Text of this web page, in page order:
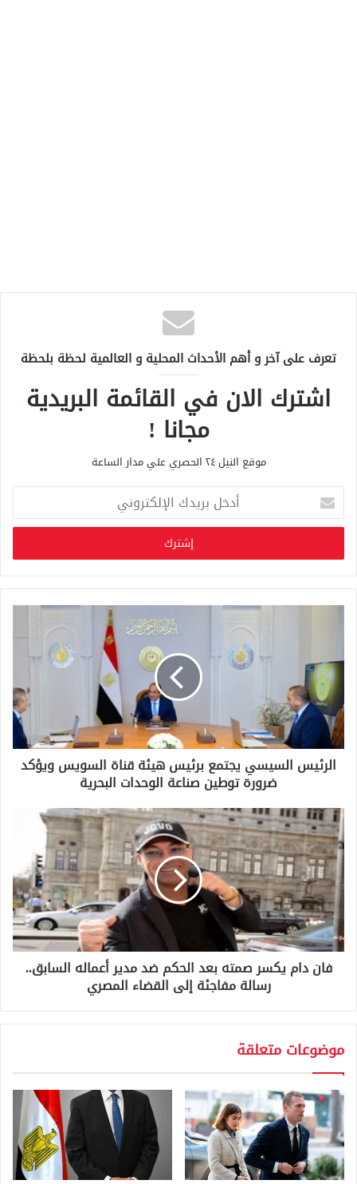
تعرف على آخر و أهم الأحداث المحلية و العالمية لحظة بلحظة
اشترك الان في القائمة البريدية
مجانا !
موقع النيل ٢٤ الحصري علي مدار الساعة
خ
ب
ر
ي
د
ل
ك
ت
ر
الرئيس السيسي يجتمع برئيس هيئة قناة السويس ويؤكد
ضرورة توطين صناعة الوحدات البحرية
فان دام يكسر صمته بعد الحكم ضد مدير أعماله السابق..
رسالة مفاجئة إلى القضاء المصري
موضوعات متعلقة